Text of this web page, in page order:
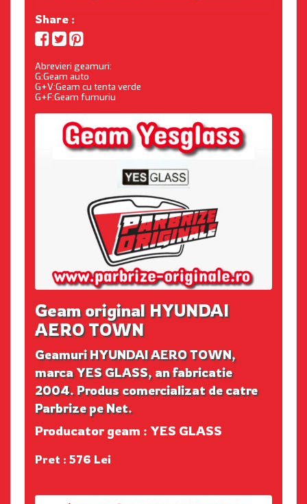
Share :
Abrevieri geamuri:
G:Geam auto
G+V:Geam cu tenta verde
G+F:Geam fumuriu
Geam original HYUNDAI
AERO TOWN
Geamuri HYUNDAI AERO TOWN,
marca YES GLASS, an fabricatie
2004. Produs comercializat de catre
Parbrize pe Net.
Producator geam : YES GLASS
Pret : 576 Lei